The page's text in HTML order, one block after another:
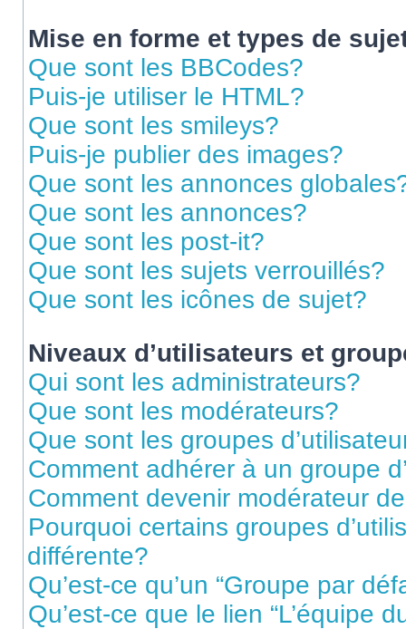
Mise en forme et types de
Que sont les BBCodes?
Puis-je utiliser le HTML?
Que sont les smileys?
Puis-je publier des images?
Que sont les annonces
Que sont les annonces?
Que sont les post-it?
Que sont les sujets verrouillés?
Que sont les icônes de sujet?
Niveaux d’utilisateurs et
Qui sont les administrateurs?
Que sont les modérateurs?
Que sont les groupes
Comment adhérer à un groupe
Comment devenir modérateur
Pourquoi certains groupes
différente?
Qu’est-ce qu’un “Groupe par
Qu’est-ce que le lien “L’équipe